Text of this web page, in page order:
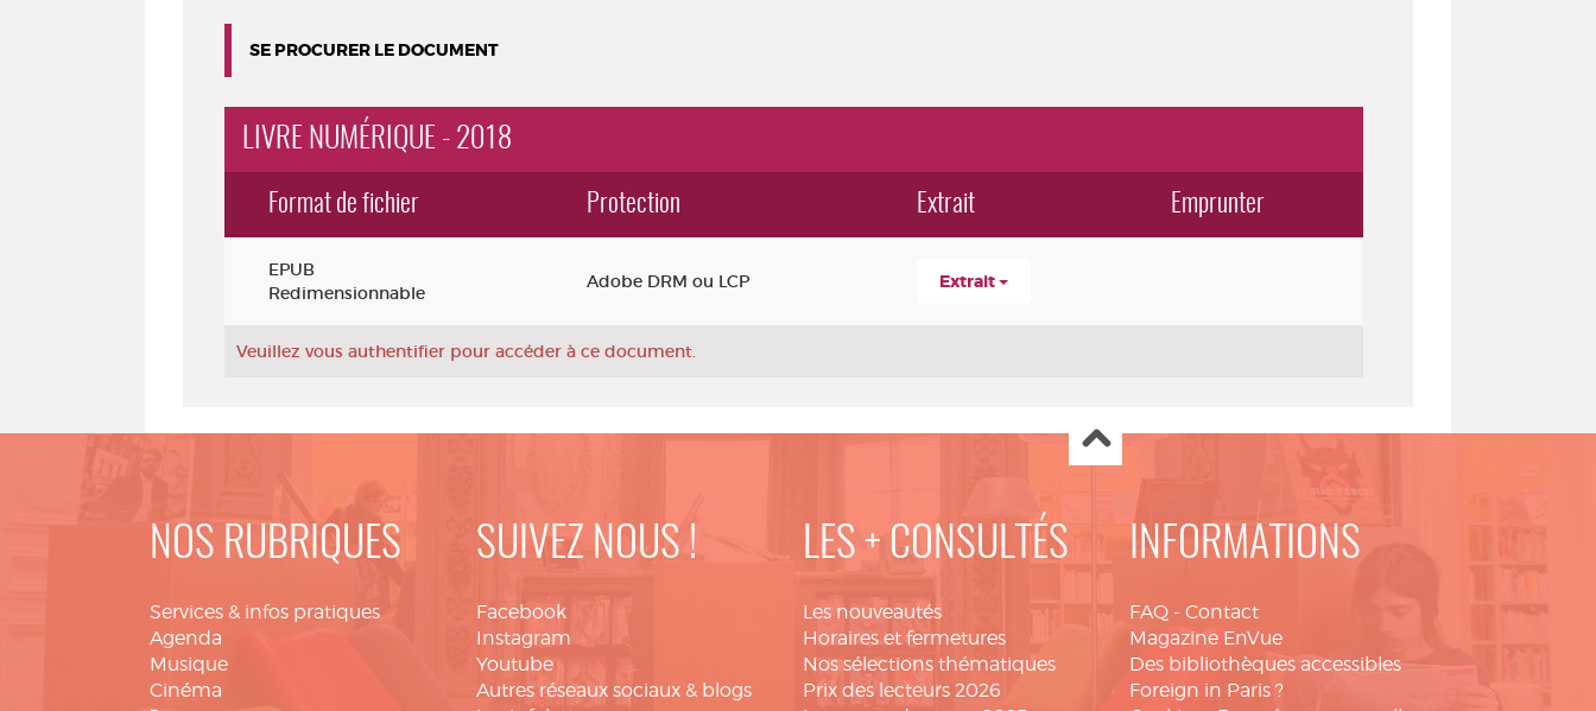
SE PROCURER LE DOCUMENT
LIVRE NUMÉRIQUE - 2018
Format de fichier Protection Extrait Emprunter
EPUB
Redimensionnable
Adobe DRM ou LCP Extrait
Veuillez vous authentifier pour accéder à ce document.
NOS RUBRIQUES
Services & infos pratiques
Agenda
Musique
Cinéma
SUIVEZ NOUS !
Facebook
Instagram
Youtube
Autres réseaux sociaux & blogs
LES + CONSULTÉS
Les nouveautés
Horaires et fermetures
Nos sélections thématiques
Prix des lecteurs 2026
INFORMATIONS
FAQ - Contact
Magazine EnVue
Des bibliothèques accessibles
Foreign in Paris ?